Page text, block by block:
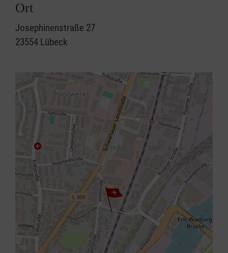
Ort
Josephinenstraße 27
23554 Lübeck